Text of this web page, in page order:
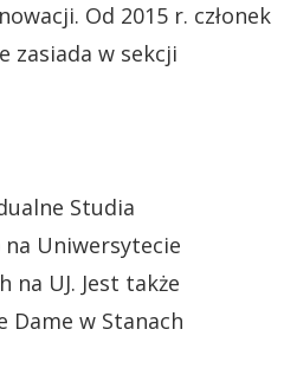
Od 2015 r. członek
zasiada w sekcji
Studia
Uniwersytecie
na UJ. Jest także
w Stanach